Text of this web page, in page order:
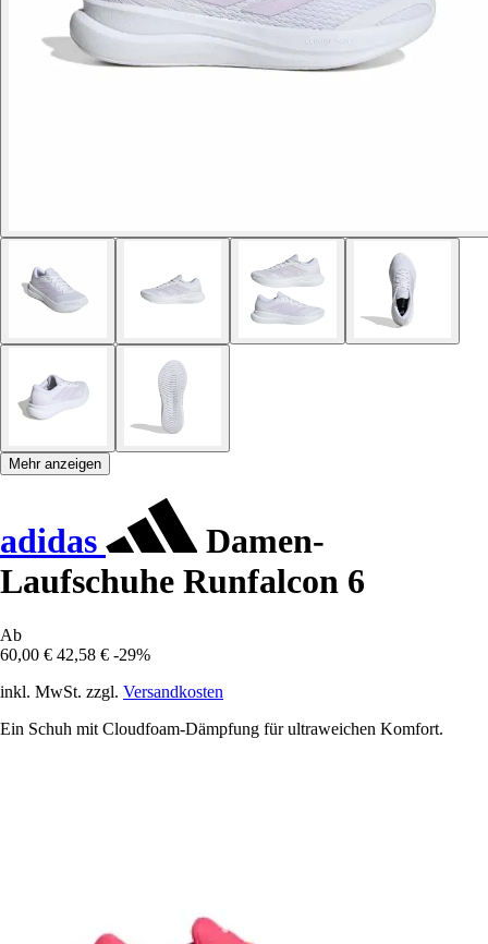
Mehr anzeigen
adidas
Damen-
Laufschuhe Runfalcon 6
Ab
60,00 € 42,58 € -29%
inkl. MwSt. zzgl. Versandkosten
Ein Schuh mit Cloudfoam-Dämpfung für ultraweichen Komfort.